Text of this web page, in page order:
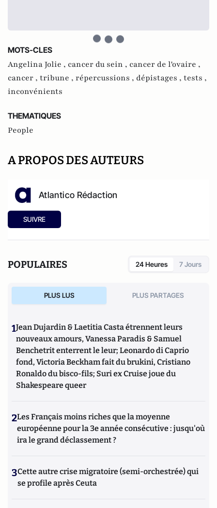
MOTS-CLES
Angelina Jolie , cancer du sein , cancer de l'ovaire ,
cancer , tribune , répercussions , dépistages , tests ,
inconvénients
THEMATIQUES
People
A PROPOS DES AUTEURS
Atlantico Rédaction
SUIVRE
POPULAIRES 24 Heures 7 Jours
PLUS LUS PLUS PARTAGES
1Jean Dujardin & Laetitia Casta étrennent leurs
nouveaux amours, Vanessa Paradis & Samuel
Benchetrit enterrent le leur; Leonardo di Caprio
fond, Victoria Beckham fait du brukini, Cristiano
Ronaldo du bisco-fils; Suri ex Cruise joue du
Shakespeare queer
2Les Français moins riches que la moyenne
européenne pour la 3e année consécutive : jusqu'où
ira le grand déclassement ?
3Cette autre crise migratoire (semi-orchestrée) qui
se profile après Ceuta